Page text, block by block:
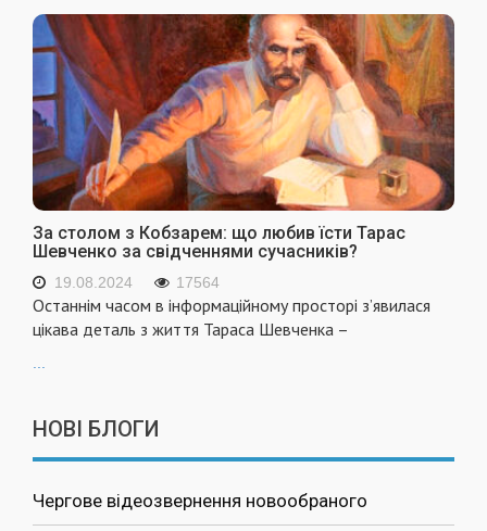
За столом з Кобзарем: що любив їсти Тарас
Шевченко за свідченнями сучасників?
19.08.2024 17564
Останнім часом в інформаційному просторі з’явилася
цікава деталь з життя Тараса Шевченка –
НОВІ БЛОГИ
Чергове відеозвернення новообраного